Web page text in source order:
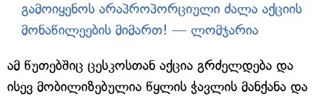
გამოიყენოს არაპროპორციული ძალა აქციის
მონაწილეების მიმართ! — ლომჯარია
ამ წუთებშიც ცესკოსთან აქცია გრძელდება და
ისევ მობილიზებულია წყლის ჭავლის მანქანა და